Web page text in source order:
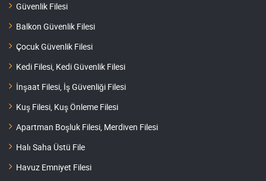
Güvenlik Filesi
Balkon Güvenlik Filesi
Çocuk Güvenlik Filesi
Kedi Filesi, Kedi Güvenlik Filesi
İnşaat Filesi, İş Güvenliği Filesi
Kuş Filesi, Kuş Önleme Filesi
Apartman Boşluk Filesi, Merdiven Filesi
Halı Saha Üstü File
Havuz Emniyet Filesi